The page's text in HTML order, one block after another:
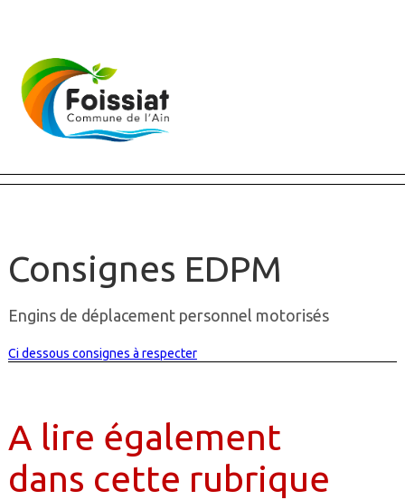
Consignes EDPM
Engins de déplacement personnel motorisés
Ci dessous consignes à respecter
A lire également
dans cette rubrique